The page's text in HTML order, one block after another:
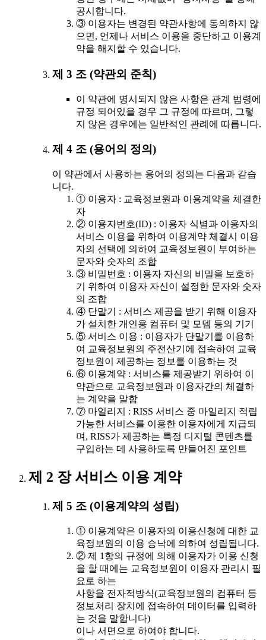
공시합니다.
③ 이용자는 변경된 약관사항에 동의하지 않
으면, 언제나 서비스 이용을 중단하고 이용계
약을 해지할 수 있습니다.
제 3 조 (약관외 준칙)
이 약관에 명시되지 않은 사항은 관계 법령에
규정 되어있을 경우 그 규정에 따르며, 그렇
지 않은 경우에는 일반적인 관례에 따릅니다.
제 4 조 (용어의 정의)
이 약관에서 사용하는 용어의 정의는 다음과 같습
니다.
① 이용자 : 교육정보원과 이용계약을 체결한
자
② 이용자번호(ID) : 이용자 식별과 이용자의
서비스 이용을 위하여 이용계약 체결시 이용
자의 선택에 의하여 교육정보원이 부여하는
문자와 숫자의 조합
③ 비밀번호 : 이용자 자신의 비밀을 보호하
기 위하여 이용자 자신이 설정한 문자와 숫자
의 조합
④ 단말기 : 서비스 제공을 받기 위해 이용자
가 설치한 개인용 컴퓨터 및 모뎀 등의 기기
⑤ 서비스 이용 : 이용자가 단말기를 이용하
여 교육정보원의 주전산기에 접속하여 교육
정보원이 제공하는 정보를 이용하는 것
⑥ 이용계약 : 서비스를 제공받기 위하여 이
약관으로 교육정보원과 이용자간의 체결하
는 계약을 말함
⑦ 마일리지 : RISS 서비스 중 마일리지 적립
가능한 서비스를 이용한 이용자에게 지급되
며, RISS가 제공하는 특정 디지털 콘텐츠를
구입하는 데 사용하도록 만들어진 포인트
제 2 장 서비스 이용 계약
제 5 조 (이용계약의 성립)
① 이용계약은 이용자의 이용신청에 대한 교
육정보원의 이용 승낙에 의하여 성립됩니다.
② 제 1항의 규정에 의해 이용자가 이용 신청
을 할 때에는 교육정보원이 이용자 관리시 필
요로 하는
사항을 전자적방식(교육정보원의 컴퓨터 등
정보처리 장치에 접속하여 데이터를 입력하
는 것을 말합니다)
이나 서면으로 하여야 합니다.